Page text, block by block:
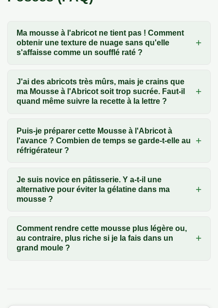
Ma mousse à l'abricot ne tient pas ! Comment
obtenir une texture de nuage sans qu'elle
s'affaisse comme un soufflé raté ?
J'ai des abricots très mûrs, mais je crains que
ma Mousse à l'Abricot soit trop sucrée. Faut-il
quand même suivre la recette à la lettre ?
Puis-je préparer cette Mousse à l'Abricot à
l'avance ? Combien de temps se garde-t-elle au
réfrigérateur ?
Je suis novice en pâtisserie. Y a-t-il une
alternative pour éviter la gélatine dans ma
mousse ?
Comment rendre cette mousse plus légère ou,
au contraire, plus riche si je la fais dans un
grand moule ?